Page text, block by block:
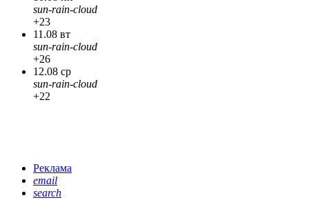
sun-rain-cloud
+23
11.08 вт
sun-rain-cloud
+26
12.08 ср
sun-rain-cloud
+22
Реклама
email
search